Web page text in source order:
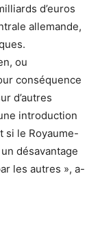
d’euros
allemande,
ou
conséquence
d’autres
introduction
si le Royaume-
désavantage
les autres », a-